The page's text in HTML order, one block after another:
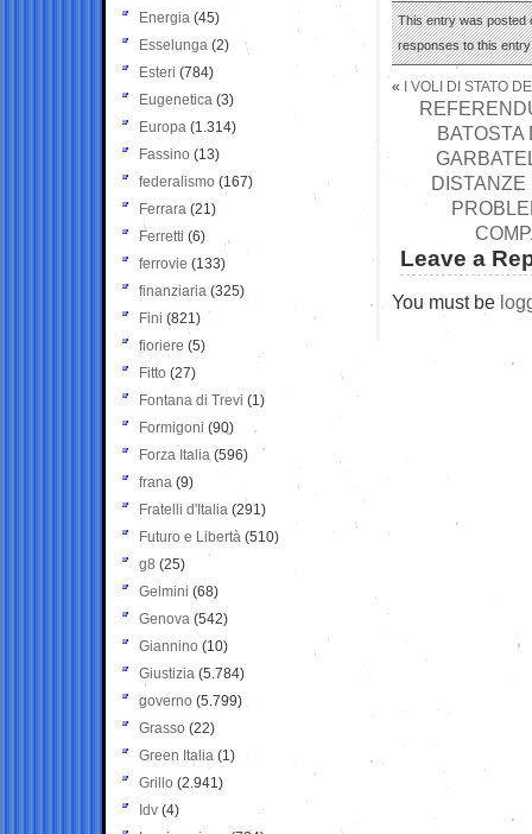
This entry was posted
responses to this
« I VOLI DI STATO
BATOSTA
DISTANZE
Leave a
You must be
Energia (45)
Esselunga (2)
Esteri (784)
Eugenetica (3)
Europa (1.314)
Fassino (13)
federalismo (167)
Ferrara (21)
Ferretti (6)
ferrovie (133)
finanziaria (325)
Fini (821)
fioriere (5)
Fitto (27)
Fontana di Trevi (1)
Formigoni (90)
Forza Italia (596)
frana (9)
Fratelli d'Italia (291)
Futuro e Libertà (510)
g8 (25)
Gelmini (68)
Genova (542)
Giannino (10)
Giustizia (5.784)
governo (5.799)
Grasso (22)
Green Italia (1)
Grillo (2.941)
Idv (4)